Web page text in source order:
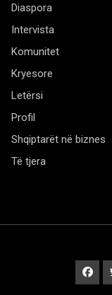
Diaspora
Intervista
Komunitet
Kryesore
Letërsi
Profil
Shqiptarët në biznes
Të tjera